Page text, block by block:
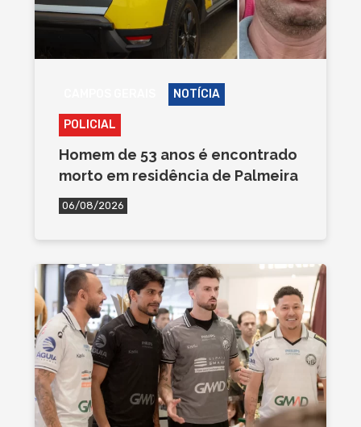
NOTÍCIA
POLICIAL
Homem de 53 anos é encontrado
morto em residência de Palmeira
06/08/2026